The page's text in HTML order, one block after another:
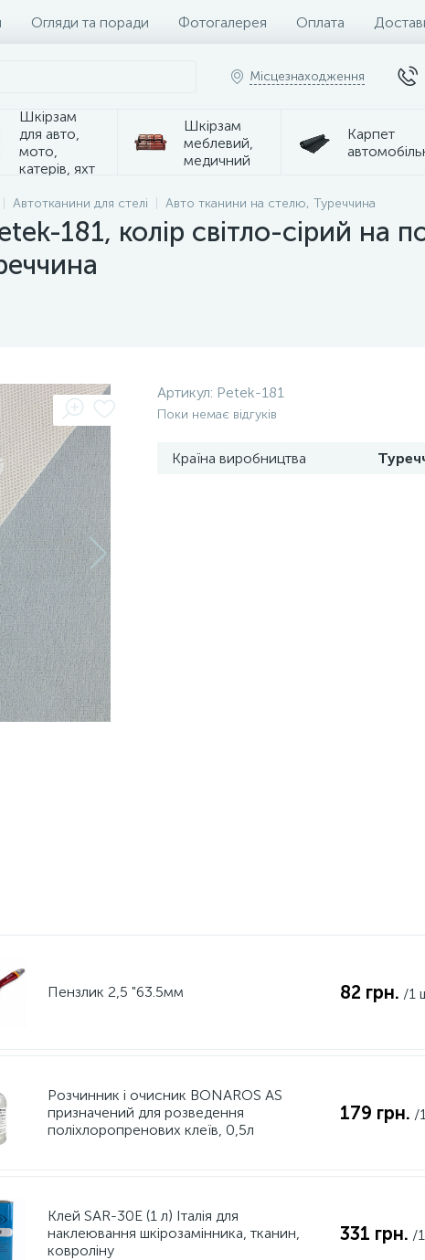
Огляди та поради Фотогалерея Оплата
Місцезнаходження
Шкірзам
для авто,
мото,
катерів, яхт
Шкірзам
меблевий,
медичний
Карпет
Автотканини для стелі Авто тканини на стелю, Туреччина
181, колір світло-сірий на
Артикул: Petek-181
Поки немає відгуків
Країна виробництва
Пензлик 2,5 "63.5мм 82 грн. /1
Розчинник і очисник BONAROS AS
призначений для розведення
поліхлоропренових клеїв, 0,5л
179 грн. /
Клей SAR-30E (1 л) Італія для
наклеювання шкірозамінника, тканин,
ковроліну
331 грн. /